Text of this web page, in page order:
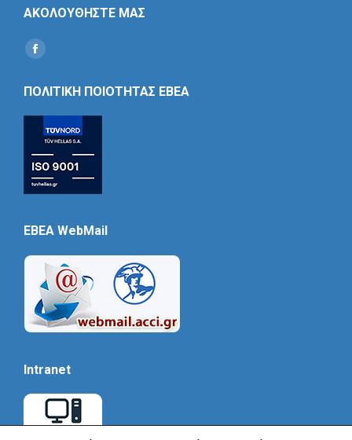
ΑΚΟΛΟΥΘΗΣΤΕ ΜΑΣ
Find us on:
Social
ΠΟΛΙΤΙΚΗ ΠΟΙΟΤΗΤΑΣ ΕΒΕΑ
EBEA WebMail
Intranet